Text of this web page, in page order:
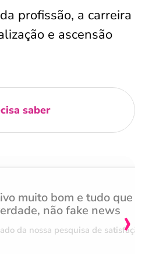
profissão, a carreira
e ascensão
saber
muito bom e tudo que
não fake news
da nossa pesquisa de satisfação
›